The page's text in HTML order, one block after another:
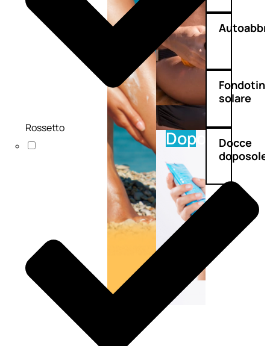
Doposole
solare
Docce
doposole
Rossetto